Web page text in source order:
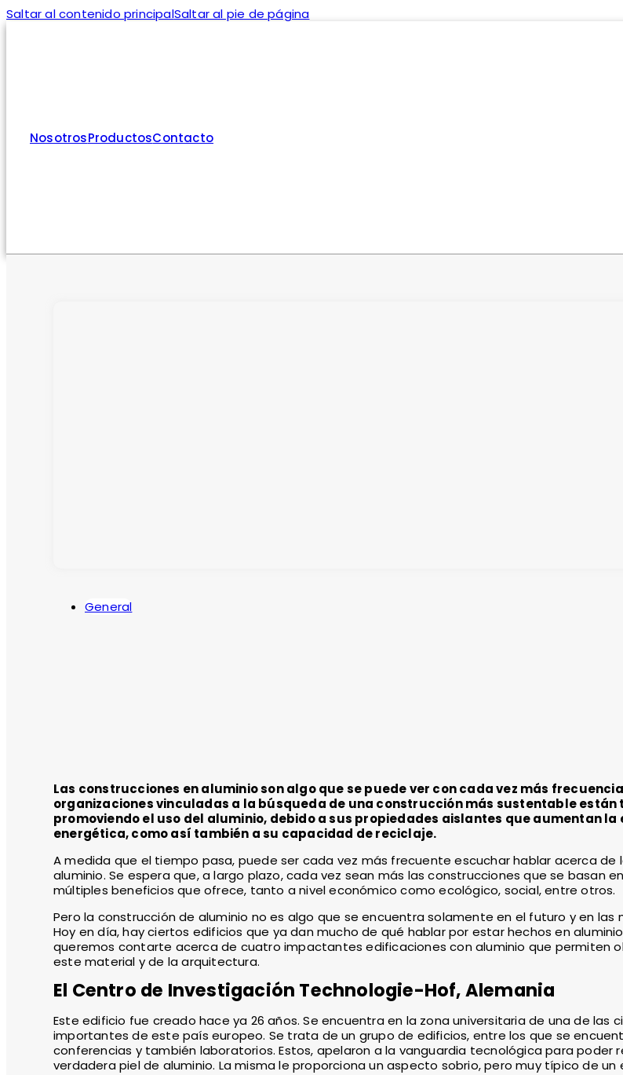
Saltar al contenido principalSaltar al pie de página
NosotrosProductosContacto
General
Las construcciones en aluminio son algo que se puede ver con cada vez más
organizaciones vinculadas a la búsqueda de una construcción más sustentable están
promoviendo el uso del aluminio, debido a sus propiedades aislantes que aumentan la
energética, como así también a su capacidad de reciclaje.
A medida que el tiempo pasa, puede ser cada vez más frecuente escuchar hablar acerca de
aluminio. Se espera que, a largo plazo, cada vez sean más las construcciones que se basan
múltiples beneficios que ofrece, tanto a nivel económico como ecológico, social, entre otros.
Pero la construcción de aluminio no es algo que se encuentra solamente en el futuro y en las
Hoy en día, hay ciertos edificios que ya dan mucho de qué hablar por estar hechos en
queremos contarte acerca de cuatro impactantes edificaciones con aluminio que permiten
este material y de la arquitectura.
El Centro de Investigación Technologie-Hof, Alemania
Este edificio fue creado hace ya 26 años. Se encuentra en la zona universitaria de una de las
importantes de este país europeo. Se trata de un grupo de edificios, entre los que se
conferencias y también laboratorios. Estos, apelaron a la vanguardia tecnológica para poder
verdadera piel de aluminio. La misma le proporciona un aspecto sobrio, pero muy típico de un